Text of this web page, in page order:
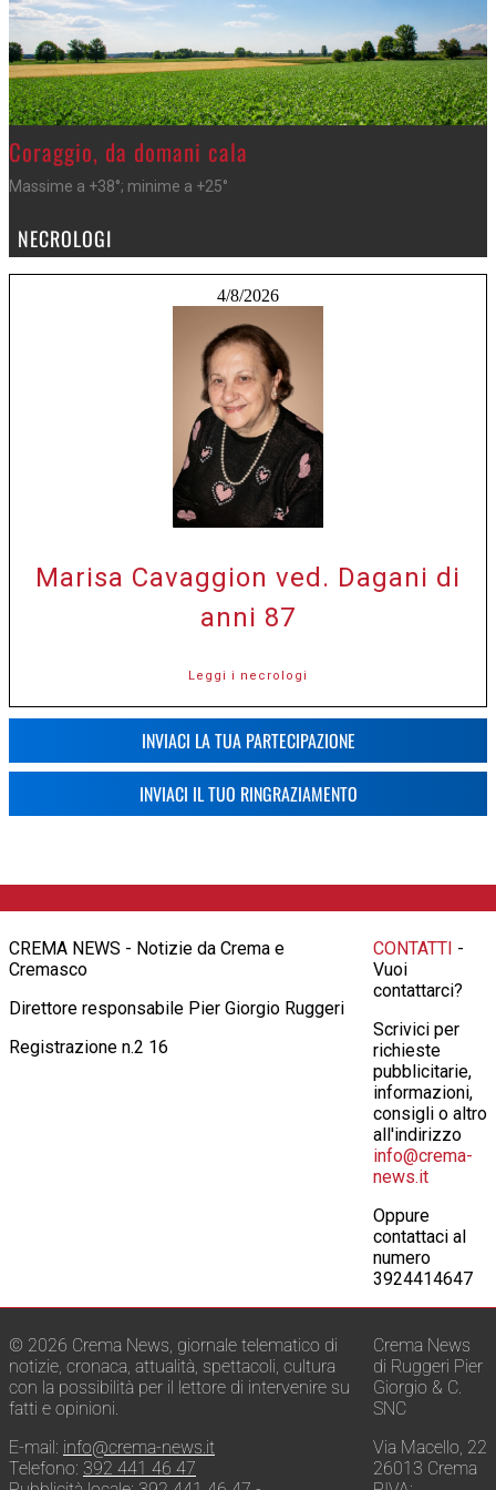
>
Coraggio, da domani cala
Massime a +38°; minime a +25°
NECROLOGI
4/8/2026
Marisa Cavaggion ved. Dagani di
anni 87
Leggi i necrologi
INVIACI LA TUA PARTECIPAZIONE
INVIACI IL TUO RINGRAZIAMENTO
CREMA NEWS - Notizie da Crema e
Cremasco
Direttore responsabile Pier Giorgio Ruggeri
Registrazione n.2 16
CONTATTI -
Vuoi
contattarci?
Scrivici per
richieste
pubblicitarie,
informazioni,
consigli o altro
all'indirizzo
info@crema-
news.it
Oppure
contattaci al
numero
3924414647
© 2026 Crema News, giornale telematico di
notizie, cronaca, attualità, spettacoli, cultura
con la possibilità per il lettore di intervenire su
fatti e opinioni.
E-mail: info@crema-news.it
Telefono: 392 441 46 47
Crema News
di Ruggeri Pier
Giorgio & C.
SNC
Via Macello, 22
26013 Crema